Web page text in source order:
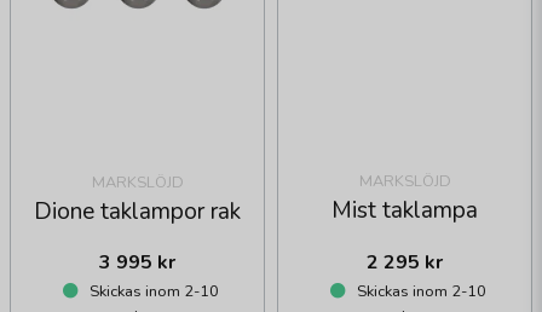
MARKSLÖJD
Dione taklampor rak
3 995 kr
Skickas inom 2-10
MARKSLÖJD
Mist taklampa
2 295 kr
Skickas inom 2-10